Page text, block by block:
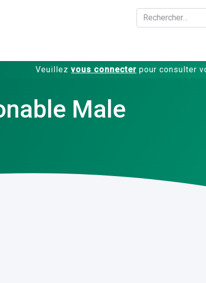
Veuillez vous connecter pour consulter
Male